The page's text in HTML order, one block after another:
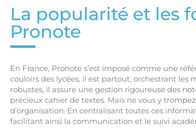
La popularité et les
Pronote
En France, Pronote s’est imposé comme une
couloirs des lycées, il est partout, orchestrant
robustes, il assure une gestion rigoureuse des
précieux cahier de textes. Mais ne vous y
d’organisation. En centralisant toutes ces
facilitant ainsi la communication et le suivi